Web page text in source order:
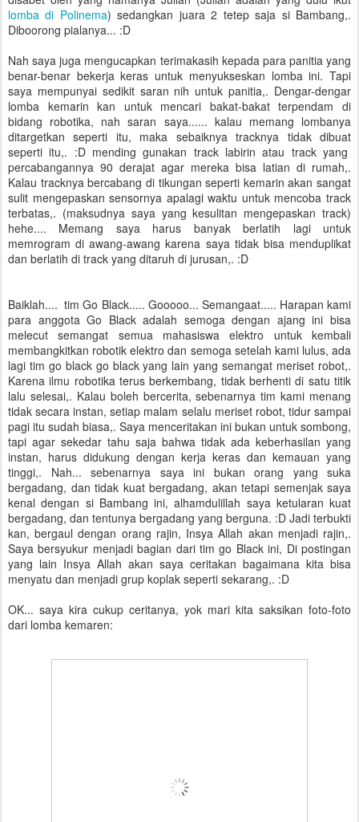
lomba di Polinema) sedangkan juara 2 tetep saja si Bambang,.
Diboorong pialanya... :D
Nah saya juga mengucapkan terimakasih kepada para panitia yang
benar-benar bekerja keras untuk menyukseskan lomba ini. Tapi
saya mempunyai sedikit saran nih untuk panitia,. Dengar-dengar
lomba kemarin kan untuk mencari bakat-bakat terpendam di
bidang robotika, nah saran saya...... kalau memang lombanya
ditargetkan seperti itu, maka sebaiknya tracknya tidak dibuat
seperti itu,. :D mending gunakan track labirin atau track yang
percabangannya 90 derajat agar mereka bisa latian di rumah,.
Kalau tracknya bercabang di tikungan seperti kemarin akan sangat
sulit mengepaskan sensornya apalagi waktu untuk mencoba track
terbatas,. (maksudnya saya yang kesulitan mengepaskan track)
hehe.... Memang saya harus banyak berlatih lagi untuk
memrogram di awang-awang karena saya tidak bisa menduplikat
dan berlatih di track yang ditaruh di jurusan,. :D
Baiklah.... tim Go Black..... Gooooo... Semangaat..... Harapan kami
para anggota Go Black adalah semoga dengan ajang ini bisa
melecut semangat semua mahasiswa elektro untuk kembali
membangkitkan robotik elektro dan semoga setelah kami lulus, ada
lagi tim go black go black yang lain yang semangat meriset robot,.
Karena ilmu robotika terus berkembang, tidak berhenti di satu titik
lalu selesai,. Kalau boleh bercerita, sebenarnya tim kami menang
tidak secara instan, setiap malam selalu meriset robot, tidur sampai
pagi itu sudah biasa,. Saya menceritakan ini bukan untuk sombong,
tapi agar sekedar tahu saja bahwa tidak ada keberhasilan yang
instan, harus didukung dengan kerja keras dan kemauan yang
tinggi,. Nah... sebenarnya saya ini bukan orang yang suka
bergadang, dan tidak kuat bergadang, akan tetapi semenjak saya
kenal dengan si Bambang ini, alhamdulillah saya ketularan kuat
bergadang, dan tentunya bergadang yang berguna. :D Jadi terbukti
kan, bergaul dengan orang rajin, Insya Allah akan menjadi rajin,.
Saya bersyukur menjadi bagian dari tim go Black ini, Di postingan
yang lain Insya Allah akan saya ceritakan bagaimana kita bisa
menyatu dan menjadi grup koplak seperti sekarang,. :D
OK... saya kira cukup ceritanya, yok mari kita saksikan foto-foto
dari lomba kemaren: